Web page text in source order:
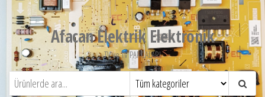
İçeriğe
Afacan Elektrik Elektronik
TV ve TV PARCALARI